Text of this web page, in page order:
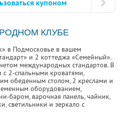
купоном
КЛУБЕ
в Подмосковье в вашем
и 2 коттеджа «Семейный».
международных стандартов. В
с 2-спальными кроватями,
обеденным столом, 2 креслами и
оборудованием,
баром, варочная панель, чайник,
светильники и зеркало с